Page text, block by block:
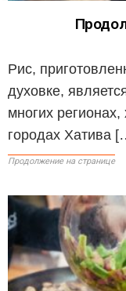
Рис,
духовке,
многих
городах Хатива
Продолжение на странице